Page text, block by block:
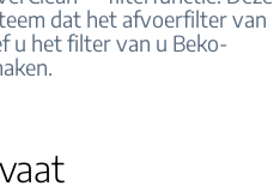
dat het afvoerfilter van
u het filter van u Beko-